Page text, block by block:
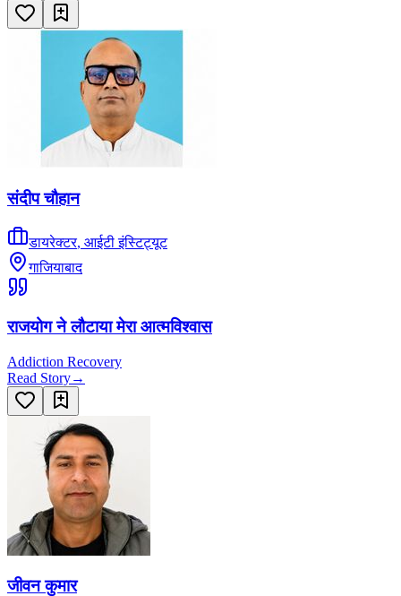
संदीप चौहान
डायरेक्टर, आईटी इंस्टिट्यूट
गाजियाबाद
राजयोग ने लौटाया मेरा आत्मविश्वास
Addiction Recovery
Read Story→
जीवन कुमार